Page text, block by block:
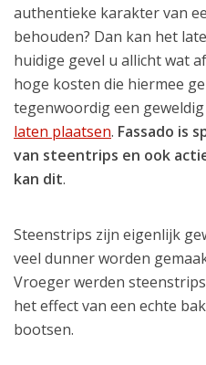
authentieke karakter van
behouden? Dan kan het
huidige gevel u allicht wat
hoge kosten die hiermee
tegenwoordig een
laten plaatsen. Fassado is
van steentrips en ook
kan dit.
Steenstrips zijn eigenlijk
veel dunner worden
Vroeger werden
het effect van een echte
bootsen.